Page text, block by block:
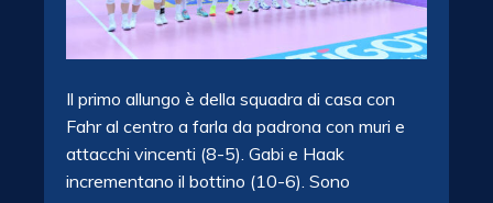
Il primo allungo è della squadra di casa con
Fahr al centro a farla da padrona con muri e
attacchi vincenti (8-5). Gabi e Haak
incrementano il bottino (10-6). Sono